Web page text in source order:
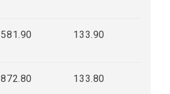
581.90 133.90
872.80 133.80